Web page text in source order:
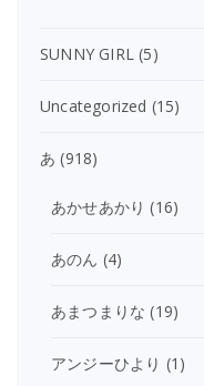
SUNNY GIRL (5)
Uncategorized (15)
あ (918)
あかせあかり (16)
あのん (4)
あまつまりな (19)
アンジーひより (1)